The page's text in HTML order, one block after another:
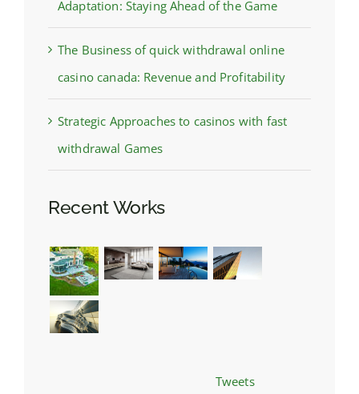
Adaptation: Staying Ahead of the Game
The Business of quick withdrawal online
casino canada: Revenue and Profitability
Strategic Approaches to casinos with fast
withdrawal Games
Recent Works
Tweets